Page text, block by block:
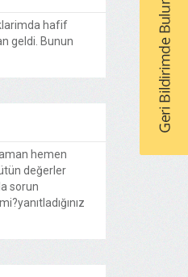
hafif
geldi. Bunun
hemen
değerler
sorun